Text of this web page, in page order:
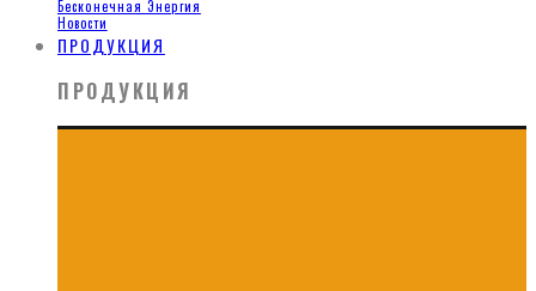
Бесконечная Энергия
Новости
ПРОДУКЦИЯ
ПРОДУКЦИЯ